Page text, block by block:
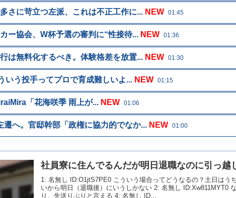
さに苛立つ左派、これは不正工作に... NEW 01:45
ー協会、W杯予選の審判に“性接待... NEW 01:36
は無料化するべき。体験格差を放置... NEW 01:30
う投手ってプロで育成難しいよ... NEW 01:15
「花海咲季 雨上が... NEW 01:06
遷へ。官邸幹部「政権に協力的でなか... NEW 01:00
社員寮に住んでるんだが明日退職なのに引っ越
1: 名無し ID:O1jtS7PE0 こういう場合ってどうなるの？土日はう
いから明日（退職後）にいうしかない 2: 名無し ID:Xw811MYT0
り、先送りぶりと言える 4: 名無し ID...